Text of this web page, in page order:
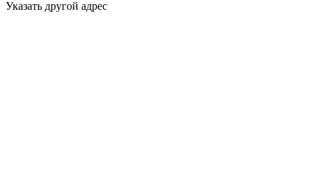
Указать другой адрес